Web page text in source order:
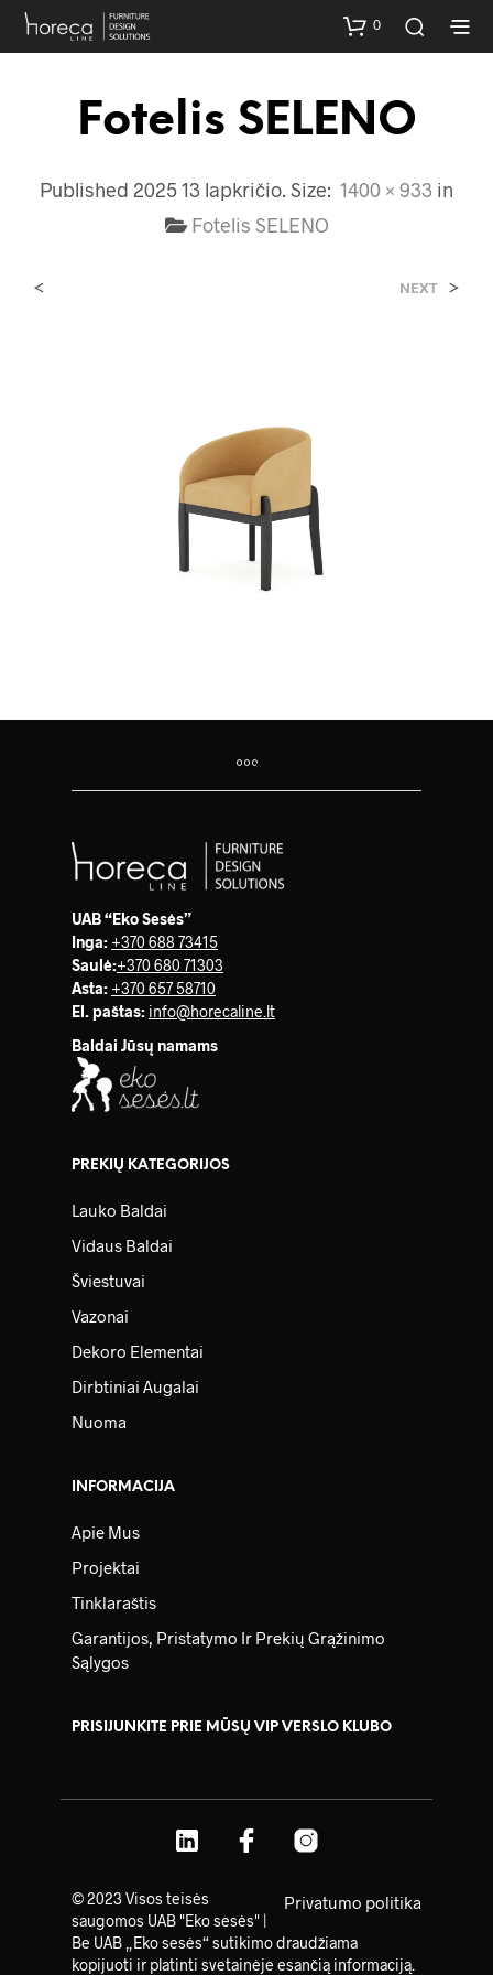
0
Fotelis SELENO
Published 2025 13 lapkričio. Size: 1400 × 933 in
Fotelis SELENO
< NEXT >
UAB “Eko Sesės”
Inga: +370 688 73415
Saulė:+370 680 71303
Asta: +370 657 58710
El. paštas: info@horecaline.lt
Baldai Jūsų namams
PREKIŲ KATEGORIJOS
Lauko Baldai
Vidaus Baldai
Šviestuvai
Vazonai
Dekoro Elementai
Dirbtiniai Augalai
Nuoma
INFORMACIJA
Apie Mus
Projektai
Tinklaraštis
Garantijos, Pristatymo Ir Prekių Grąžinimo
Sąlygos
PRISIJUNKITE PRIE MŪSŲ VIP VERSLO KLUBO
Privatumo politika
© 2023 Visos teisės
saugomos UAB "Eko sesės" |
Be UAB „Eko sesės“ sutikimo draudžiama
kopijuoti ir platinti svetainėje esančią informaciją.